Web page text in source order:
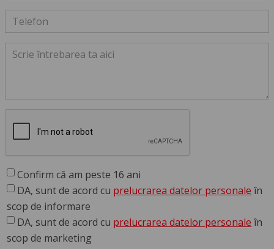
Confirm că am peste 16 ani
DA, sunt de acord cu prelucrarea datelor personale în
scop de informare
DA, sunt de acord cu prelucrarea datelor personale în
scop de marketing